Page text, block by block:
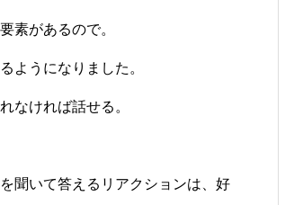
素があるので。
ようになりました。
なければ話せる。
聞いて答えるリアクションは、好